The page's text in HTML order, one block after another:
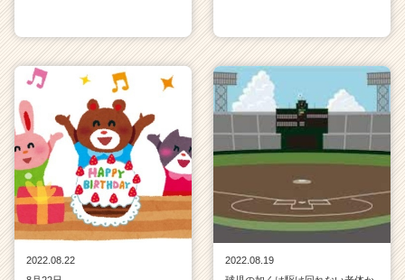
2022.08.22
2022.08.19